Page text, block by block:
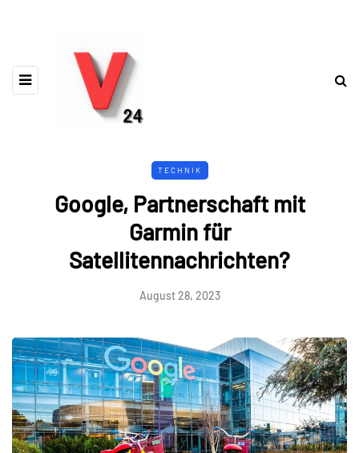
TECHNIK
Google, Partnerschaft mit
Garmin für
Satellitennachrichten?
August 28, 2023